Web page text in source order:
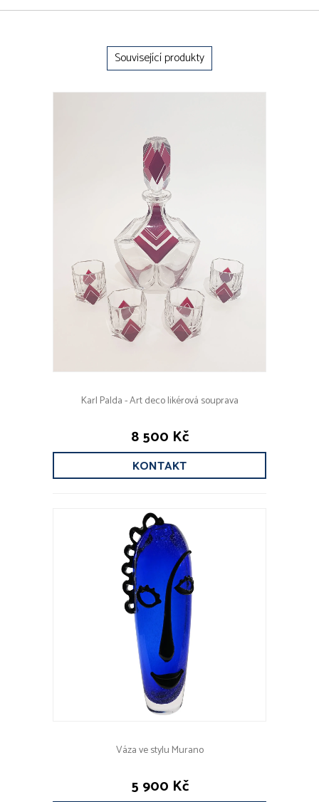
Související produkty
Karl Palda - Art deco likérová souprava
8 500 Kč
KONTAKT
Váza ve stylu Murano
5 900 Kč